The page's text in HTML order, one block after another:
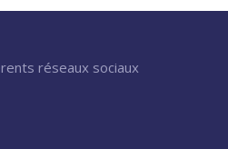
réseaux sociaux